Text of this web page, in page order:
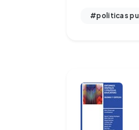
#politicas